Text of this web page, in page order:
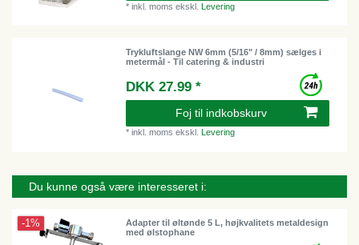
*inkl. moms ekskl.Levering
Trykluftslange NW 6mm (5/16" / 8mm) sælges i
metermål - Til catering & industri
DKK 27.99 *
Foj til indkobskurv
*inkl. moms ekskl. Levering
Du kunne også være interesseret i:
-1%
Adapter til øltønde 5 L, højkvalitets metaldesign
med ølstophane